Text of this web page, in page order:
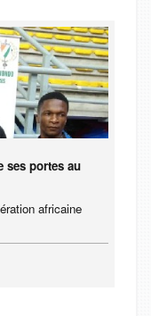
ses portes au
africaine